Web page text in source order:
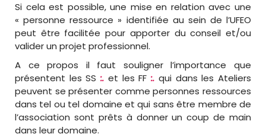
Si cela est possible, une mise en relation avec une
« personne ressource » identifiée au sein de l’UFEO
peut être facilitée pour apporter du conseil et/ou
valider un projet professionnel.
A ce propos il faut souligner l’importance que
présentent les SS:. et les FF:. qui dans les Ateliers
peuvent se présenter comme personnes ressources
dans tel ou tel domaine et qui sans être membre de
l’association sont prêts à donner un coup de main
dans leur domaine.